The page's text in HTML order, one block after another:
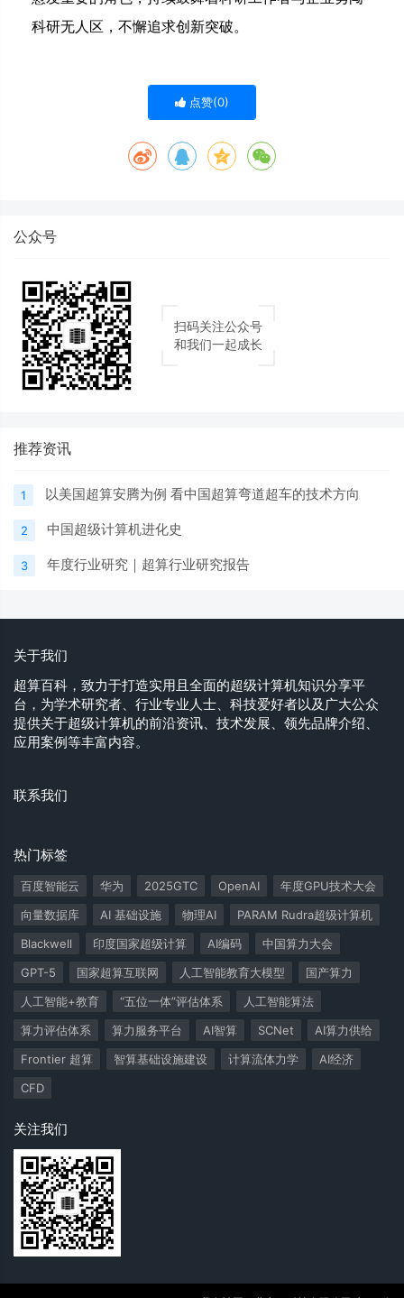
科研无人区，不懈追求创新突破。
点赞(0)
公众号
扫码关注公众号
和我们一起成长
推荐资讯
1 以美国超算安腾为例 看中国超算弯道超车的技术方向
2 中国超级计算机进化史
3 年度行业研究｜超算行业研究报告
关于我们
超算百科，致力于打造实用且全面的超级计算机知识分享平
台，为学术研究者、行业专业人士、科技爱好者以及广大公众
提供关于超级计算机的前沿资讯、技术发展、领先品牌介绍、
应用案例等丰富内容。
联系我们
热门标签
百度智能云 华为 2025GTC OpenAI
年度GPU技术大会
向量数据库
AI 基础设施 物理AI
PARAM Rudra超级计算机
Blackwell
印度国家超级计算 AI编码
中国算力大会
GPT-5
国家超算互联网 人工智能教育大模型
国产算力
人工智能+教育
“五位一体”评估体系
人工智能算法
算力评估体系
算力服务平台 AI智算 SCNet
AI算力供给
Frontier 超算
智算基础设施建设 计算流体力学
AI经济
CFD
关注我们